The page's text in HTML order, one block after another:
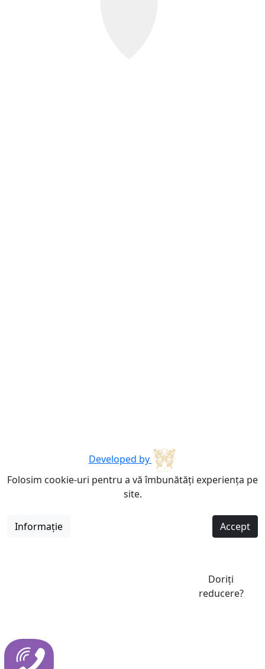
Developed by
Folosim cookie-uri pentru a vă îmbunătăți experiența pe
site.
Informație Accept
Doriți
reducere?